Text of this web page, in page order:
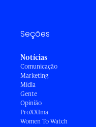
Seções
Notícias
Comunicação
Marketing
Mídia
Gente
Opinião
ProXXIma
Women To Watch